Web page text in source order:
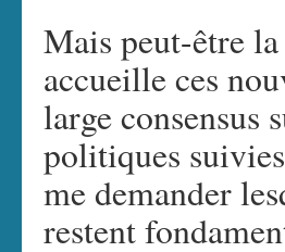
Mais peut-être
accueille ces
large consensus
politiques
me demander
restent